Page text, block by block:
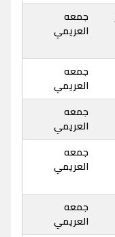
جمعه
العريمي
جمعه
العريمي
جمعه
العريمي
جمعه
العريمي
جمعه
العريمي